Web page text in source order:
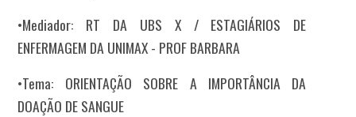
•Mediador: RT DA UBS X / ESTAGIÁRIOS DE
ENFERMAGEM DA UNIMAX - PROF BARBARA
•Tema: ORIENTAÇÃO SOBRE A IMPORTÂNCIA DA
DOAÇÃO DE SANGUE